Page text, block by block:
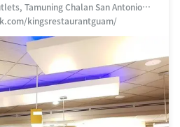
Tamuning Chalan San Antonio
Chalan San Antonio, Apotgan, 96913
kingsrestaurantguam/